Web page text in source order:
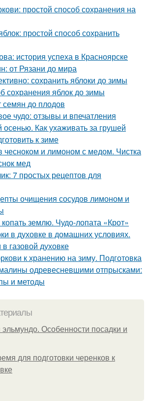
простой способ сохранения на
простой способ сохранить
история успеха в Красноярске
от Рязани до мира
сохранить яблоки до зимы
сохранения яблок до зимы
семян до плодов
чудо: отзывы и впечатления
осенью. Как ухаживать за грушей
к зиме
чесноком и лимоном с медом. Чистка
мед
7 простых рецептов для
очищения сосудов лимоном и
землю. Чудо-лопата «Крот»
в духовке в домашних условиях.
газовой духовке
к хранению на зиму. Подготовка
одревесневшими отпрысками:
и методы
Особенности посадки и
для подготовки черенков к